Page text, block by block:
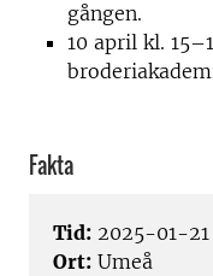
gången.
10 april kl.
Fakta
Tid: 2025-01-
Ort: Umeå